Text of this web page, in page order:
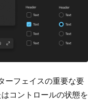
ーフェイスの重要な要
コントロールの状態を